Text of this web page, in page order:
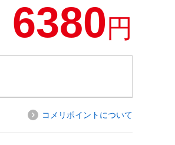
6380円
コメリポイントについて